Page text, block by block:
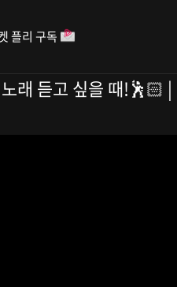
플리 구독
래 듣고 싶을 때!🕺🏻